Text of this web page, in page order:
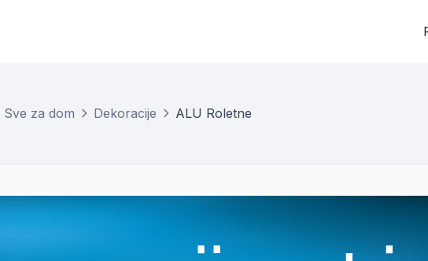
Sve za dom Dekoracije ALU Roletne